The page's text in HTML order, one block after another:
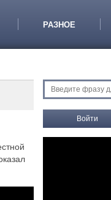
РАЗНОЕ
Войти